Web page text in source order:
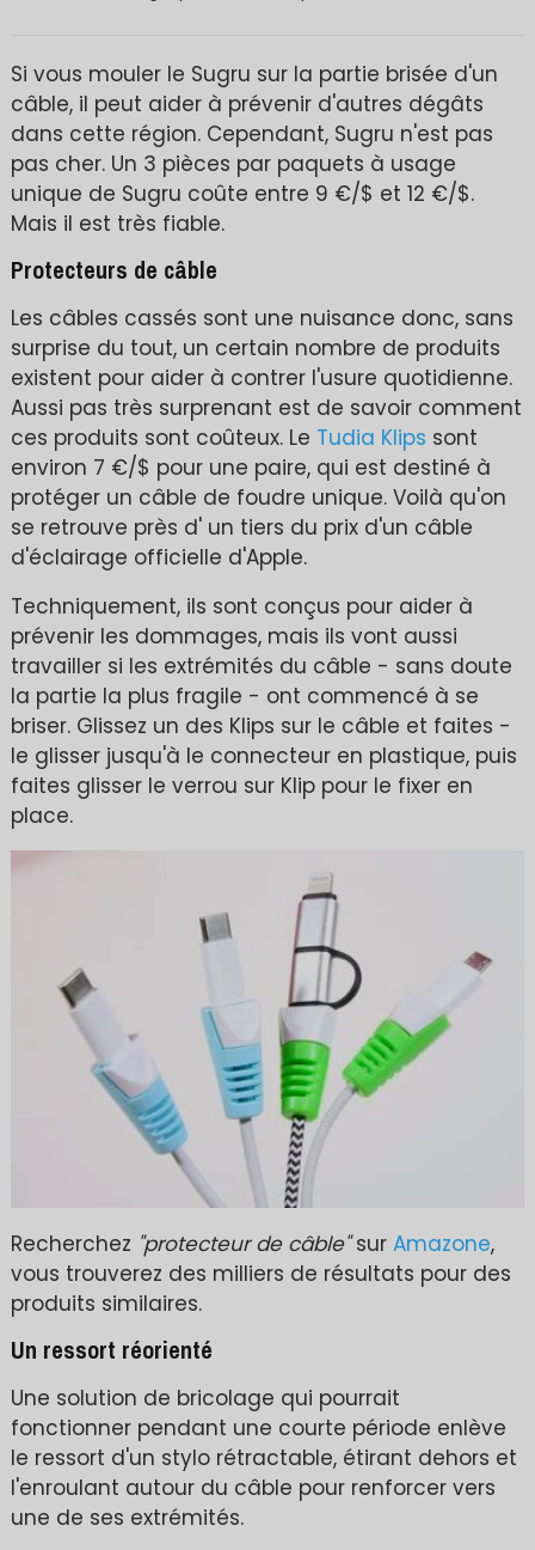
Si vous mouler le Sugru sur la partie brisée d'un
câble, il peut aider à prévenir d'autres dégâts
dans cette région. Cependant, Sugru n'est pas
pas cher. Un 3 pièces par paquets à usage
unique de Sugru coûte entre 9 €/$ et 12 €/$.
Mais il est très fiable.
Protecteurs de câble
Les câbles cassés sont une nuisance donc, sans
surprise du tout, un certain nombre de produits
existent pour aider à contrer l'usure quotidienne.
Aussi pas très surprenant est de savoir comment
ces produits sont coûteux. Le Tudia Klips sont
environ 7 €/$ pour une paire, qui est destiné à
protéger un câble de foudre unique. Voilà qu'on
se retrouve près d' un tiers du prix d'un câble
d'éclairage officielle d'Apple.
Techniquement, ils sont conçus pour aider à
prévenir les dommages, mais ils vont aussi
travailler si les extrémités du câble - sans doute
la partie la plus fragile - ont commencé à se
briser. Glissez un des Klips sur le câble et faites -
le glisser jusqu'à le connecteur en plastique, puis
faites glisser le verrou sur Klip pour le fixer en
place.
Recherchez "protecteur de câble"sur Amazone,
vous trouverez des milliers de résultats pour des
produits similaires.
Un ressort réorienté
Une solution de bricolage qui pourrait
fonctionner pendant une courte période enlève
le ressort d'un stylo rétractable, étirant dehors et
l'enroulant autour du câble pour renforcer vers
une de ses extrémités.